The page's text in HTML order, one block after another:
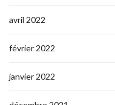
avril 2022
février 2022
janvier 2022